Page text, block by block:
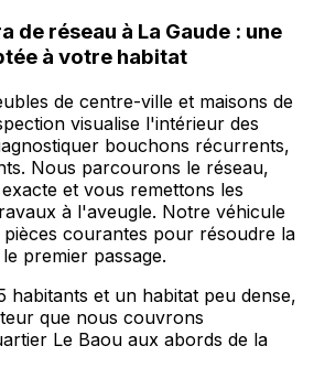
de réseau à La Gaude : une
à votre habitat
de centre-ville et maisons de
visualise l'intérieur des
bouchons récurrents,
Nous parcourons le réseau,
et vous remettons les
à l'aveugle. Notre véhicule
courantes pour résoudre la
premier passage.
habitants et un habitat peu dense,
que nous couvrons
Le Baou aux abords de la